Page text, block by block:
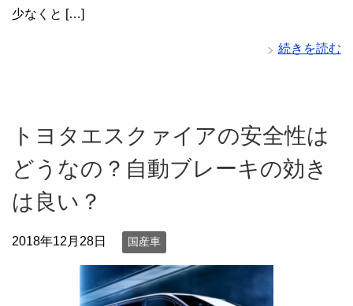
少なくと […]
続きを読む
トヨタエスクァイアの安全性は
どうなの？自動ブレーキの効き
は良い？
2018年12月28日 国産車